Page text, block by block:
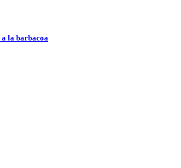
a la barbacoa